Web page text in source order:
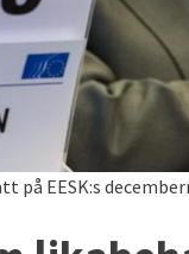
EESK:s